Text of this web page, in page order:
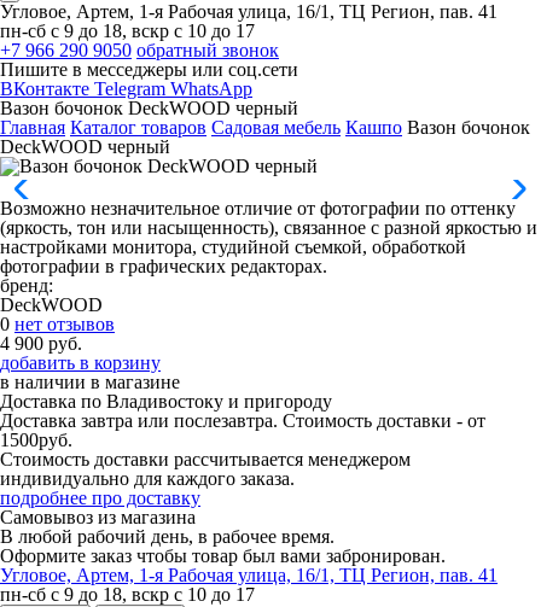
Угловое, Артем, ​1-я Рабочая улица, 16/1, ТЦ Регион, пав. 41
пн-сб с 9 до 18, вскр с 10 до 17
+7 966 290 9050 обратный звонок
Пишите в месседжеры или соц.сети
ВКонтакте Telegram WhatsApp
Вазон бочонок DeckWOOD черный
Главная Каталог товаров Садовая мебель Кашпо Вазон бочонок
DeckWOOD черный
Возможно незначительное отличие от фотографии по оттенку
(яркость, тон или насыщенность), связанное с разной яркостью и
настройками монитора, студийной съемкой, обработкой
фотографии в графических редакторах.
бренд:
DeckWOOD
0 нет отзывов
4 900 руб.
добавить в корзину
в наличии в магазине
Доставка по Владивостоку и пригороду
Доставка завтра или послезавтра. Стоимость доставки - от
1500руб.
Стоимость доставки рассчитывается менеджером
индивидуально для каждого заказа.
подробнее про доставку
Самовывоз из магазина
В любой рабочий день, в рабочее время.
Оформите заказ чтобы товар был вами забронирован.
Угловое, Артем, ​1-я Рабочая улица, 16/1, ТЦ Регион, пав. 41
пн-сб с 9 до 18, вскр с 10 до 17